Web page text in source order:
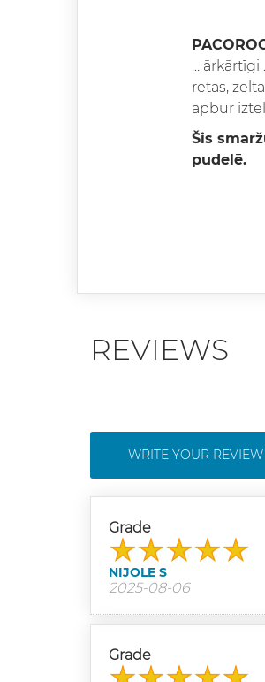
...
retas,
apbur
Šis
pudelē.
REVIEWS
WRITE YOUR REVIEW
Grade
NIJOLE S
2025-08-06
Grade